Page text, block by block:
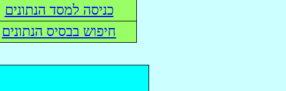
כניסה למסד הנתונים
חיפוש בבסיס הנתונים